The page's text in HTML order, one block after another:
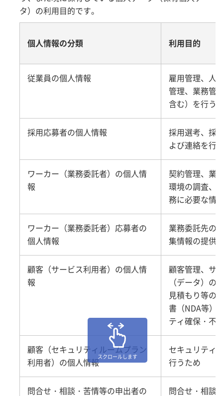
タ）の利用目的です。
個人情報の分類 利用目的
従業員の個人情報
雇用管理、人
管理、業務管
含む）を行う
採用応募者の個人情報
採用選考、採
よび連絡を行
ワーカー（業務委託者）の個人情
報
契約管理、業
環境の調査、
務に必要な情
ワーカー（業務委託者）応募者の
個人情報
業務委託先の
集情報の提供
顧客（サービス利用者）の個人情
報
顧客管理、サ
（データ）の
見積もり等の
書（NDA等）
ティ確保・不
顧客（セキュリティルームプラン
利用者）の個人情報
セキュリティ
行うため
問合せ・相談・苦情等の申出者の
問合せ・相談
スクロールします